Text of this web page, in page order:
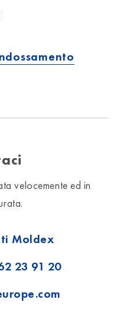
velocemente ed in
Moldex
23 91 20